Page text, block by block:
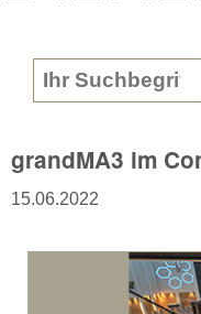
Search form
grandMA3 im
15.06.2022